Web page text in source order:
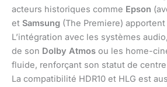
acteurs historiques comme Epson
et Samsung (The Premiere)
L’intégration avec les systèmes
de son Dolby Atmos ou les home-
fluide, renforçant son statut de
La compatibilité HDR10 et HLG est